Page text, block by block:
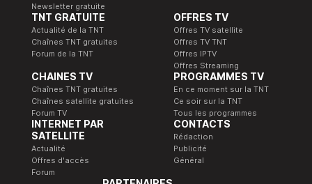
Newsletter gratuite
TNT GRATUITE
Actualité de la TNT
Chaînes TNT gratuites
Forum de la TNT
OFFRES TV
Offres TV satellite
Offres TV TNT
Offres IPTV
Offres Streaming
CHAINES TV
Chaînes TNT gratuites
Chaînes satellite gratuites
Forum TV
PROGRAMMES TV
En ce moment sur la TNT
Ce soir sur la TNT
Tous les programmes
INTERNET PAR
SATELLITE
Actualité
Offres d'accès
Forum
CONTACTS
Rédaction
Publicité
Général